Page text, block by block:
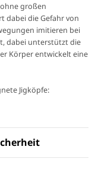
großen
dabei die Gefahr von
imitieren bei
dabei unterstützt die
Körper entwickelt eine
Jigköpfe: